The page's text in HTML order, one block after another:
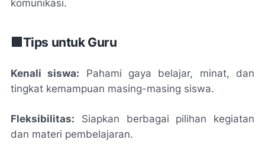
komunikasi.
🟩Tips untuk Guru
Kenali siswa: Pahami gaya belajar, minat, dan
tingkat kemampuan masing-masing siswa.
Fleksibilitas: Siapkan berbagai pilihan kegiatan
dan materi pembelajaran.